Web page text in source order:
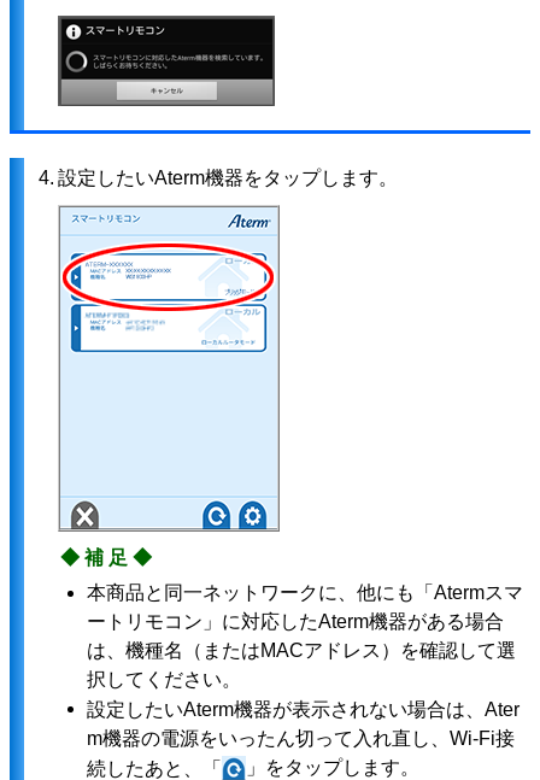
4. 設定したいAterm機器をタップします。
◆補足◆
本商品と同一ネットワークに、他にも「Atermスマ
ートリモコン」に対応したAterm機器がある場合
は、機種名（またはMACアドレス）を確認して選
択してください。
設定したいAterm機器が表示されない場合は、Ater
m機器の電源をいったん切って入れ直し、Wi-Fi接
続したあと、「
」をタップします。